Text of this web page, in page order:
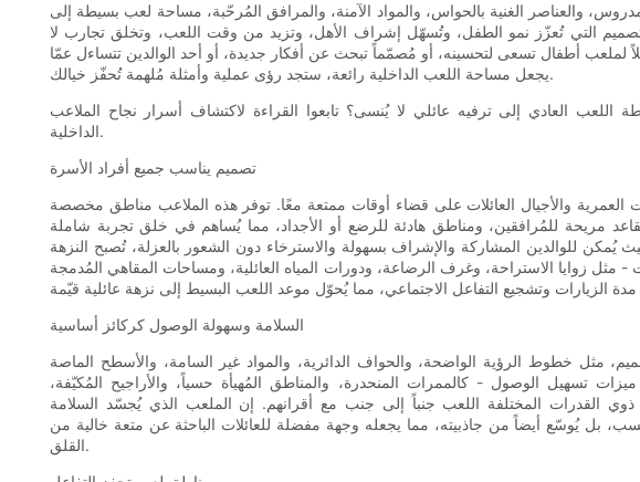
والعناصر الغنية بالحواس، والمواد الآمنة، والمرافق المُرحّبة، مساحة لعب بسيطة إلى
التي تُعزّز نمو الطفل، وتُسهّل إشراف الأهل، وتزيد من وقت اللعب، وتخلق تجارب لا
أطفال تسعى لتحسينه، أو مُصمّماً تبحث عن أفكار جديدة، أو أحد الوالدين تتساءل عمّا
يجعل مساحة اللعب الداخلية رائعة، ستجد رؤى عملية وأمثلة مُلهمة تُحفّز خيالك.
العادي إلى ترفيه عائلي لا يُنسى؟ تابعوا القراءة لاكتشاف أسرار نجاح الملاعب
الداخلية.
تصميم يناسب جميع أفراد الأسرة
العمرية والأجيال العائلات على قضاء أوقات ممتعة معًا. توفر هذه الملاعب مناطق مخصصة
مريحة للمُرافقين، ومناطق هادئة للرضع أو الأجداد، مما يُساهم في خلق تجربة شاملة
يُمكن للوالدين المشاركة والإشراف بسهولة والاسترخاء دون الشعور بالعزلة، تُصبح النزهة
- مثل زوايا الاستراحة، وغرف الرضاعة، ودورات المياه العائلية، ومساحات المقاهي المُدمجة
السلامة وسهولة الوصول كركائز أساسية
مثل خطوط الرؤية الواضحة، والحواف الدائرية، والمواد غير السامة، والأسطح الماصة
تسهيل الوصول - كالممرات المنحدرة، والمناطق المُهيأة حسياً، والأراجيح المُكيّفة،
القدرات المختلفة اللعب جنباً إلى جنب مع أقرانهم. إن الملعب الذي يُجسّد السلامة
بل يُوسّع أيضاً من جاذبيته، مما يجعله وجهة مفضلة للعائلات الباحثة عن متعة خالية من
القلق.